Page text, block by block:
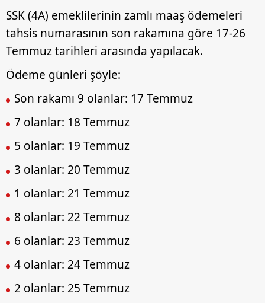
SSK (4A) emeklilerinin zamlı maaş ödemeleri
tahsis numarasının son rakamına göre 17-26
Temmuz tarihleri arasında yapılacak.
Ödeme günleri şöyle:
Son rakamı 9 olanlar: 17 Temmuz
7 olanlar: 18 Temmuz
5 olanlar: 19 Temmuz
3 olanlar: 20 Temmuz
1 olanlar: 21 Temmuz
8 olanlar: 22 Temmuz
6 olanlar: 23 Temmuz
4 olanlar: 24 Temmuz
2 olanlar: 25 Temmuz